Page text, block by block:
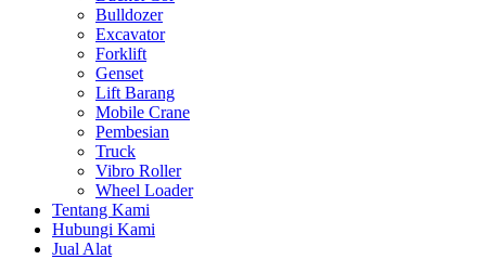
Bulldozer
Excavator
Forklift
Genset
Lift Barang
Mobile Crane
Pembesian
Truck
Vibro Roller
Wheel Loader
Tentang Kami
Hubungi Kami
Jual Alat